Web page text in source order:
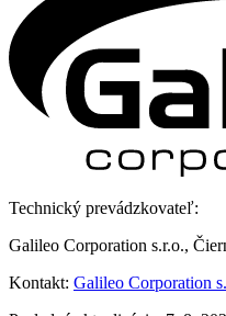
Technický prevádzkovateľ:
Galileo Corporation s.r.o.,
Kontakt: Galileo Corporation